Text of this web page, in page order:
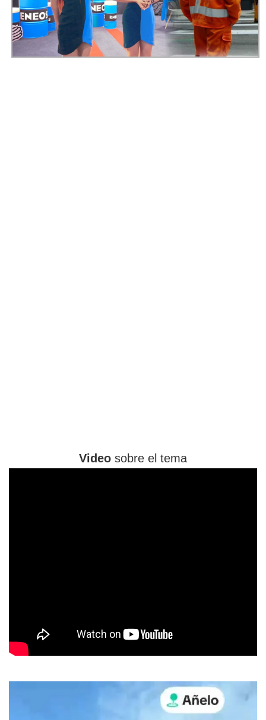
Video sobre el tema